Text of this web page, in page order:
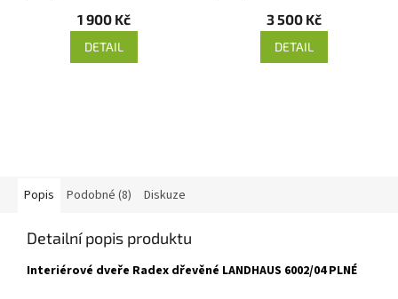
1 900 Kč
DETAIL
3 500 Kč
DETAIL
Popis Podobné (8) Diskuze
Detailní popis produktu
Interiérové dveře Radex dřevěné LANDHAUS 6002/04 PLNÉ